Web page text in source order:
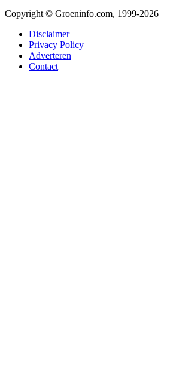
Copyright © Groeninfo.com, 1999-2026
Disclaimer
Privacy Policy
Adverteren
Contact